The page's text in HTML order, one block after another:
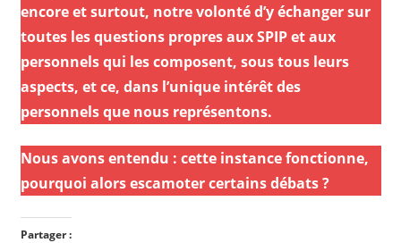
encore et surtout, notre volonté d’y échanger sur
toutes les questions propres aux SPIP et aux
personnels qui les composent, sous tous leurs
aspects, et ce, dans l’unique intérêt des
personnels que nous représentons.
Nous avons entendu : cette instance fonctionne,
pourquoi alors escamoter certains débats ?
Partager :